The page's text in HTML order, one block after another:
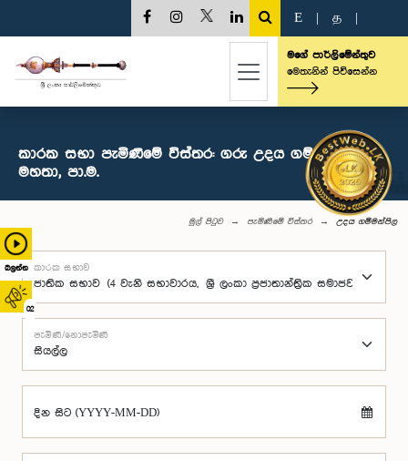
බලන්න
02
E த
මගේ පාර්ලිමේන්තුව
මෙතැනින් පිවිසෙන්න
කාරක සභා පැමිණීමේ විස්තර: ගරු උදය ගම්මන්පිල
මහතා, පා.ම.
මුල් පිටුව පැමිණීමේ විස්තර උදය ගම්මන්පිල
කාරක සභාව
පැමිණි/නොපැමිණි
දින සිට (YYYY-MM-DD)